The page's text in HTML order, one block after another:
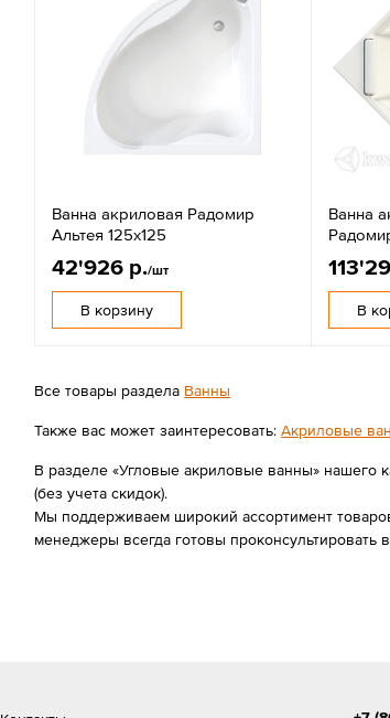
Ванна акриловая Радомир
Альтея 125х125
42'926 р./шт
В корзину
Ванна
В
Все товары раздела Ванны
Также вас может заинтересовать:Акриловые
В разделе «Угловые акриловые ванны» нашего
(без учета скидок).
Мы поддерживаем широкий ассортимент
менеджеры всегда готовы